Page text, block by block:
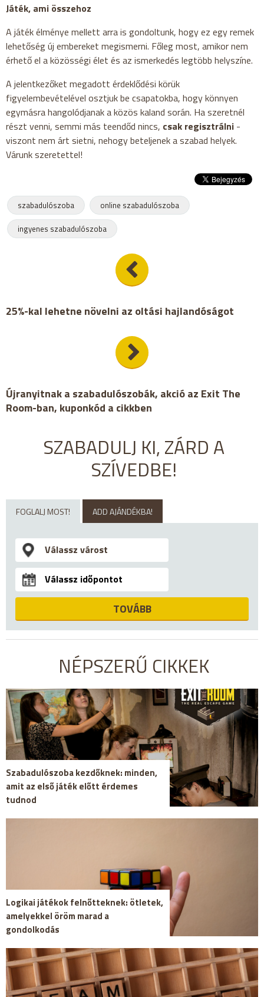
Játék, ami összehoz
A játék élménye mellett arra is gondoltunk, hogy ez egy remek
lehetőség új embereket megismerni. Főleg most, amikor nem
érhető el a közösségi élet és az ismerkedés legtöbb helyszíne.
A jelentkezőket megadott érdeklődési körük
figyelembevételével osztjuk be csapatokba, hogy könnyen
egymásra hangolódjanak a közös kaland során. Ha szeretnél
részt venni, semmi más teendőd nincs, csak regisztrálni -
viszont nem árt sietni, nehogy beteljenek a szabad helyek.
Várunk szeretettel!
szabadulószoba
online szabadulószoba
ingyenes szabadulószoba
25%-kal lehetne növelni az oltási hajlandóságot
Újranyitnak a szabadulószobák, akció az Exit The
Room-ban, kuponkód a cikkben
SZABADULJ KI, ZÁRD A
SZÍVEDBE!
FOGLALJ MOST! ADD AJÁNDÉKBA!
TOVÁBB
NÉPSZERŰ CIKKEK
Szabadulószoba kezdőknek: minden,
amit az első játék előtt érdemes
tudnod
Logikai játékok felnőtteknek: ötletek,
amelyekkel öröm marad a
gondolkodás